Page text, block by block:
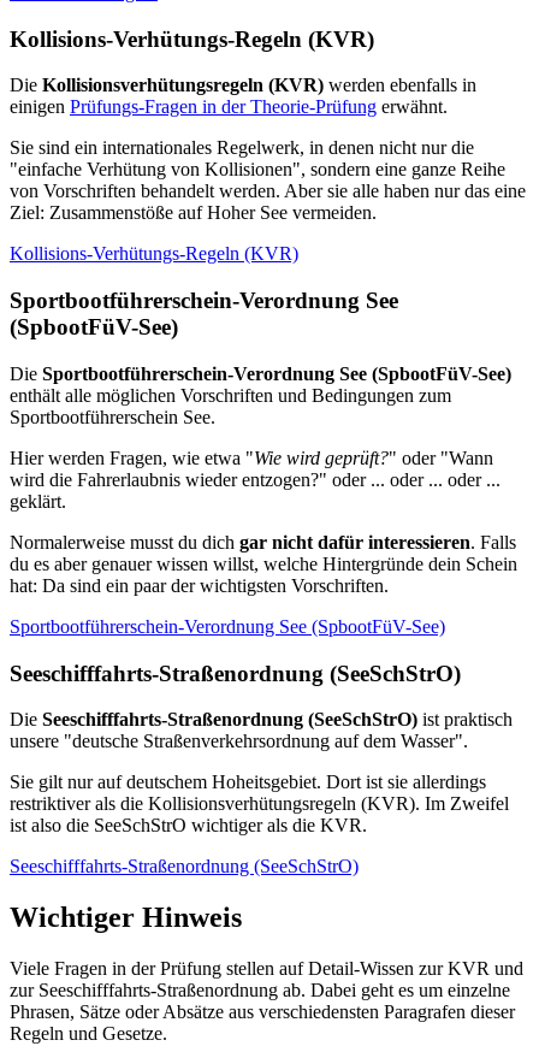
Kollisions-Verhütungs-Regeln (KVR)
Die Kollisionsverhütungsregeln (KVR) werden ebenfalls in
einigen Prüfungs-Fragen in der Theorie-Prüfung erwähnt.
Sie sind ein internationales Regelwerk, in denen nicht nur die
"einfache Verhütung von Kollisionen", sondern eine ganze Reihe
von Vorschriften behandelt werden. Aber sie alle haben nur das eine
Ziel: Zusammenstöße auf Hoher See vermeiden.
Kollisions-Verhütungs-Regeln (KVR)
Sportbootführerschein-Verordnung See
(SpbootFüV-See)
Die Sportbootführerschein-Verordnung See (SpbootFüV-See)
enthält alle möglichen Vorschriften und Bedingungen zum
Sportbootführerschein See.
Hier werden Fragen, wie etwa "Wie wird geprüft?" oder "Wann
wird die Fahrerlaubnis wieder entzogen?" oder ... oder ... oder ...
geklärt.
Normalerweise musst du dich gar nicht dafür interessieren. Falls
du es aber genauer wissen willst, welche Hintergründe dein Schein
hat: Da sind ein paar der wichtigsten Vorschriften.
Sportbootführerschein-Verordnung See (SpbootFüV-See)
Seeschifffahrts-Straßenordnung (SeeSchStrO)
Die Seeschifffahrts-Straßenordnung (SeeSchStrO) ist praktisch
unsere "deutsche Straßenverkehrsordnung auf dem Wasser".
Sie gilt nur auf deutschem Hoheitsgebiet. Dort ist sie allerdings
restriktiver als die Kollisionsverhütungsregeln (KVR). Im Zweifel
ist also die SeeSchStrO wichtiger als die KVR.
Seeschifffahrts-Straßenordnung (SeeSchStrO)
Wichtiger Hinweis
Viele Fragen in der Prüfung stellen auf Detail-Wissen zur KVR und
zur Seeschifffahrts-Straßenordnung ab. Dabei geht es um einzelne
Phrasen, Sätze oder Absätze aus verschiedensten Paragrafen dieser
Regeln und Gesetze.